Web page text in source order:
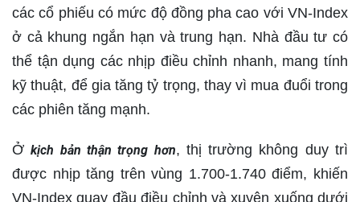
các cổ phiếu có mức độ đồng pha cao với VN-Index
ở cả khung ngắn hạn và trung hạn. Nhà đầu tư có
thể tận dụng các nhịp điều chỉnh nhanh, mang tính
kỹ thuật, để gia tăng tỷ trọng, thay vì mua đuổi trong
các phiên tăng mạnh.
Ởkịch bản thận trọng hơn, thị trường không duy trì
được nhịp tăng trên vùng 1.700-1.740 điểm, khiến
VN-Index quay đầu điều chỉnh và xuyên xuống dưới